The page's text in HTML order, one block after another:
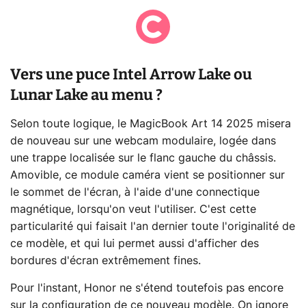
Vers une puce Intel Arrow Lake ou
Lunar Lake au menu ?
Selon toute logique, le MagicBook Art 14 2025 misera
de nouveau sur une webcam modulaire, logée dans
une trappe localisée sur le flanc gauche du châssis.
Amovible, ce module caméra vient se positionner sur
le sommet de l'écran, à l'aide d'une connectique
magnétique, lorsqu'on veut l'utiliser. C'est cette
particularité qui faisait l'an dernier toute l'originalité de
ce modèle, et qui lui permet aussi d'afficher des
bordures d'écran extrêmement fines.
Pour l'instant, Honor ne s'étend toutefois pas encore
sur la configuration de ce nouveau modèle. On ignore